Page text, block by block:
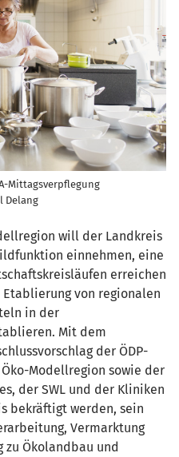
Mittagsverpflegung
Delang
will der Landkreis
einnehmen, eine
erreichen
von regionalen
in der
Mit dem
der ÖDP-
Modellregion sowie der
der SWL und der Kliniken
bekräftigt werden, sein
Vermarktung
zu Ökolandbau und